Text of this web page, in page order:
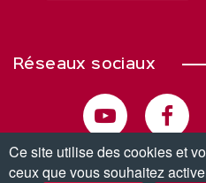
Réseaux sociaux
Ce site utilise des cookies et
ceux que vous souhaitez